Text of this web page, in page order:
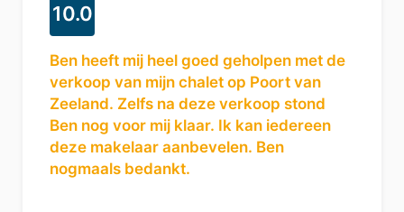
10.0
Ben heeft mij heel goed geholpen met de
verkoop van mijn chalet op Poort van
Zeeland. Zelfs na deze verkoop stond
Ben nog voor mij klaar. Ik kan iedereen
deze makelaar aanbevelen. Ben
nogmaals bedankt.